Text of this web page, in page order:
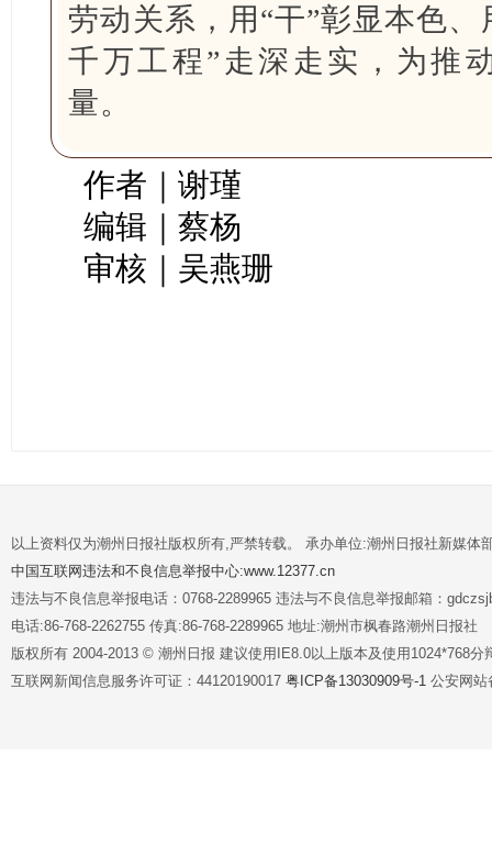
劳动关系，用“干”彰显本色
千万工程”走深走实，为推
量。
作者｜谢瑾
编辑｜蔡杨
审核｜吴燕珊
以上资料仅为潮州日报社版权所有,严禁转载。 承办单位:潮州日报社新媒体
中国互联网违法和不良信息举报中心:www.12377.cn
违法与不良信息举报电话：0768-2289965 违法与不良信息举报邮箱：
电话:86-768-2262755 传真:86-768-2289965 地址:潮州市枫春路潮州日报社
版权所有 2004-2013 © 潮州日报 建议使用IE8.0以上版本及使用1024*768分
互联网新闻信息服务许可证：44120190017 粤ICP备13030909号-1 公安网站